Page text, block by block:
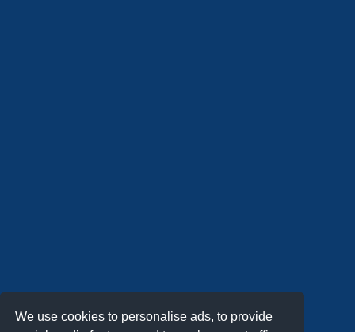
We use cookies to personalise ads, to provide